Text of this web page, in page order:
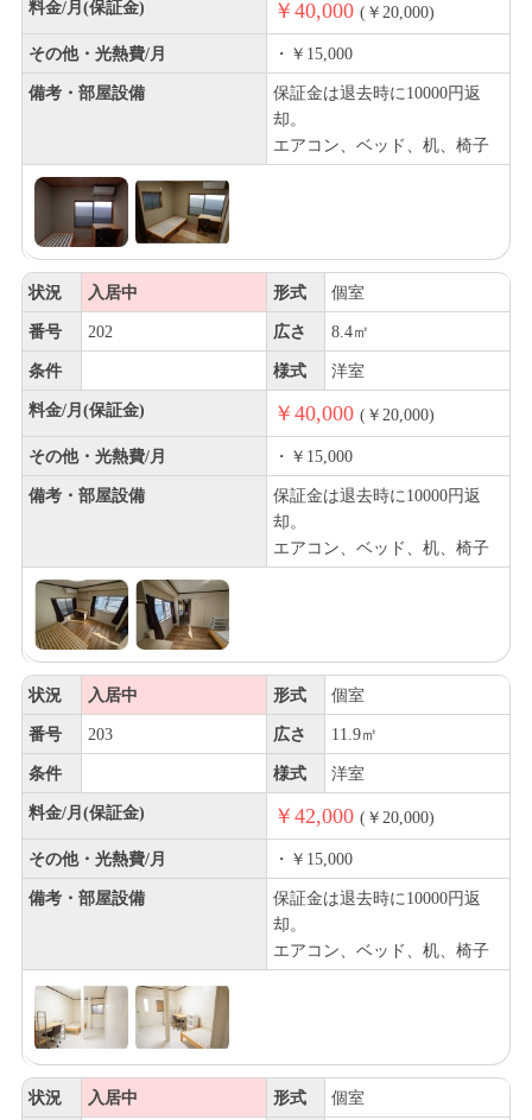
料金/月(保証金) ￥40,000 (￥20,000)
その他・光熱費/月 ・￥15,000
備考・部屋設備
保証金は退去時に10000円返
却。
エアコン、ベッド、机、椅子
状況 入居中 形式 個室
番号 202 広さ 8.4㎡
条件 様式 洋室
料金/月(保証金) ￥40,000 (￥20,000)
その他・光熱費/月 ・￥15,000
備考・部屋設備
保証金は退去時に10000円返
却。
エアコン、ベッド、机、椅子
状況 入居中 形式 個室
番号 203 広さ 11.9㎡
条件 様式 洋室
料金/月(保証金) ￥42,000 (￥20,000)
その他・光熱費/月 ・￥15,000
備考・部屋設備
保証金は退去時に10000円返
却。
エアコン、ベッド、机、椅子
状況 入居中 形式 個室